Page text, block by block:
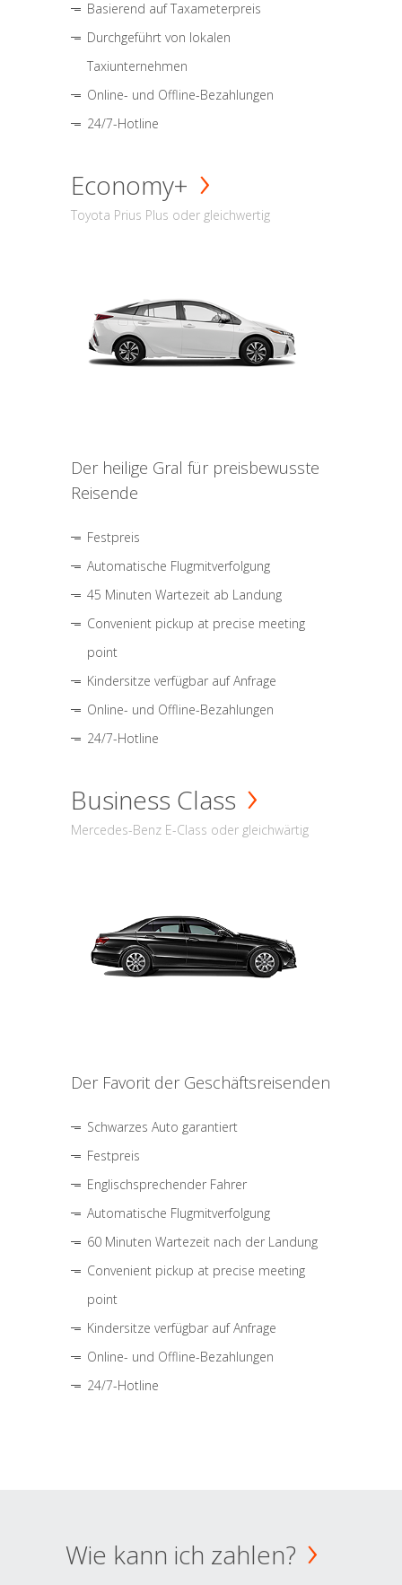
Basierend auf Taxameterpreis
Durchgeführt von lokalen
Taxiunternehmen
Online- und Offline-Bezahlungen
24/7-Hotline
Economy+
Toyota Prius Plus oder gleichwertig
Der heilige Gral für preisbewusste
Reisende
Festpreis
Automatische Flugmitverfolgung
45 Minuten Wartezeit ab Landung
Convenient pickup at precise meeting
point
Kindersitze verfügbar auf Anfrage
Online- und Offline-Bezahlungen
24/7-Hotline
Business Class
Mercedes-Benz E-Class oder gleichwärtig
Der Favorit der Geschäftsreisenden
Schwarzes Auto garantiert
Festpreis
Englischsprechender Fahrer
Automatische Flugmitverfolgung
60 Minuten Wartezeit nach der Landung
Convenient pickup at precise meeting
point
Kindersitze verfügbar auf Anfrage
Online- und Offline-Bezahlungen
24/7-Hotline
Wie kann ich zahlen?